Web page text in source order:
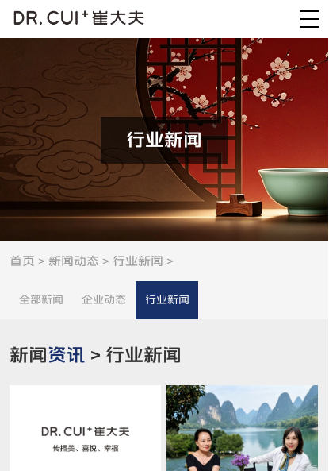
行业新闻
首页 > 新闻动态 > 行业新闻 >
全部新闻 企业动态 行业新闻
新闻资讯 > 行业新闻